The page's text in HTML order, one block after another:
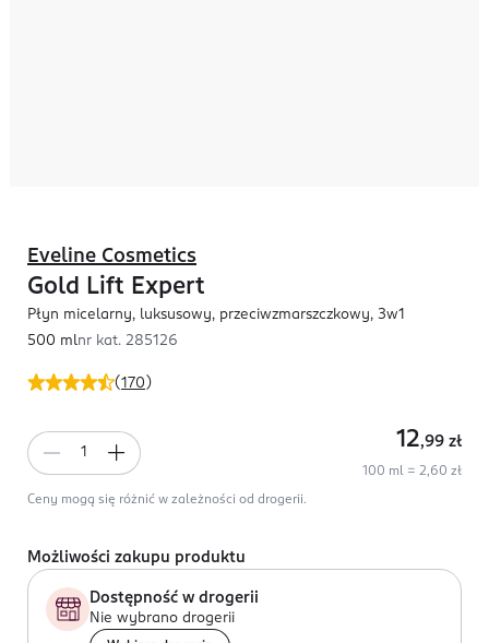
(170 )
Eveline Cosmetics
Gold Lift Expert
Płyn micelarny, luksusowy, przeciwzmarszczkowy, 3w1
500 mlnr kat. 285126
12,99 zł
100 ml = 2,60 zł
Ceny mogą się różnić w zależności od drogerii.
Możliwości zakupu produktu
Dostępność w drogerii
Nie wybrano drogerii